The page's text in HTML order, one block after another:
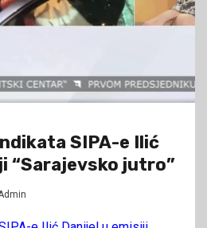
SIPA-e Ilić
“Sarajevsko jutro”